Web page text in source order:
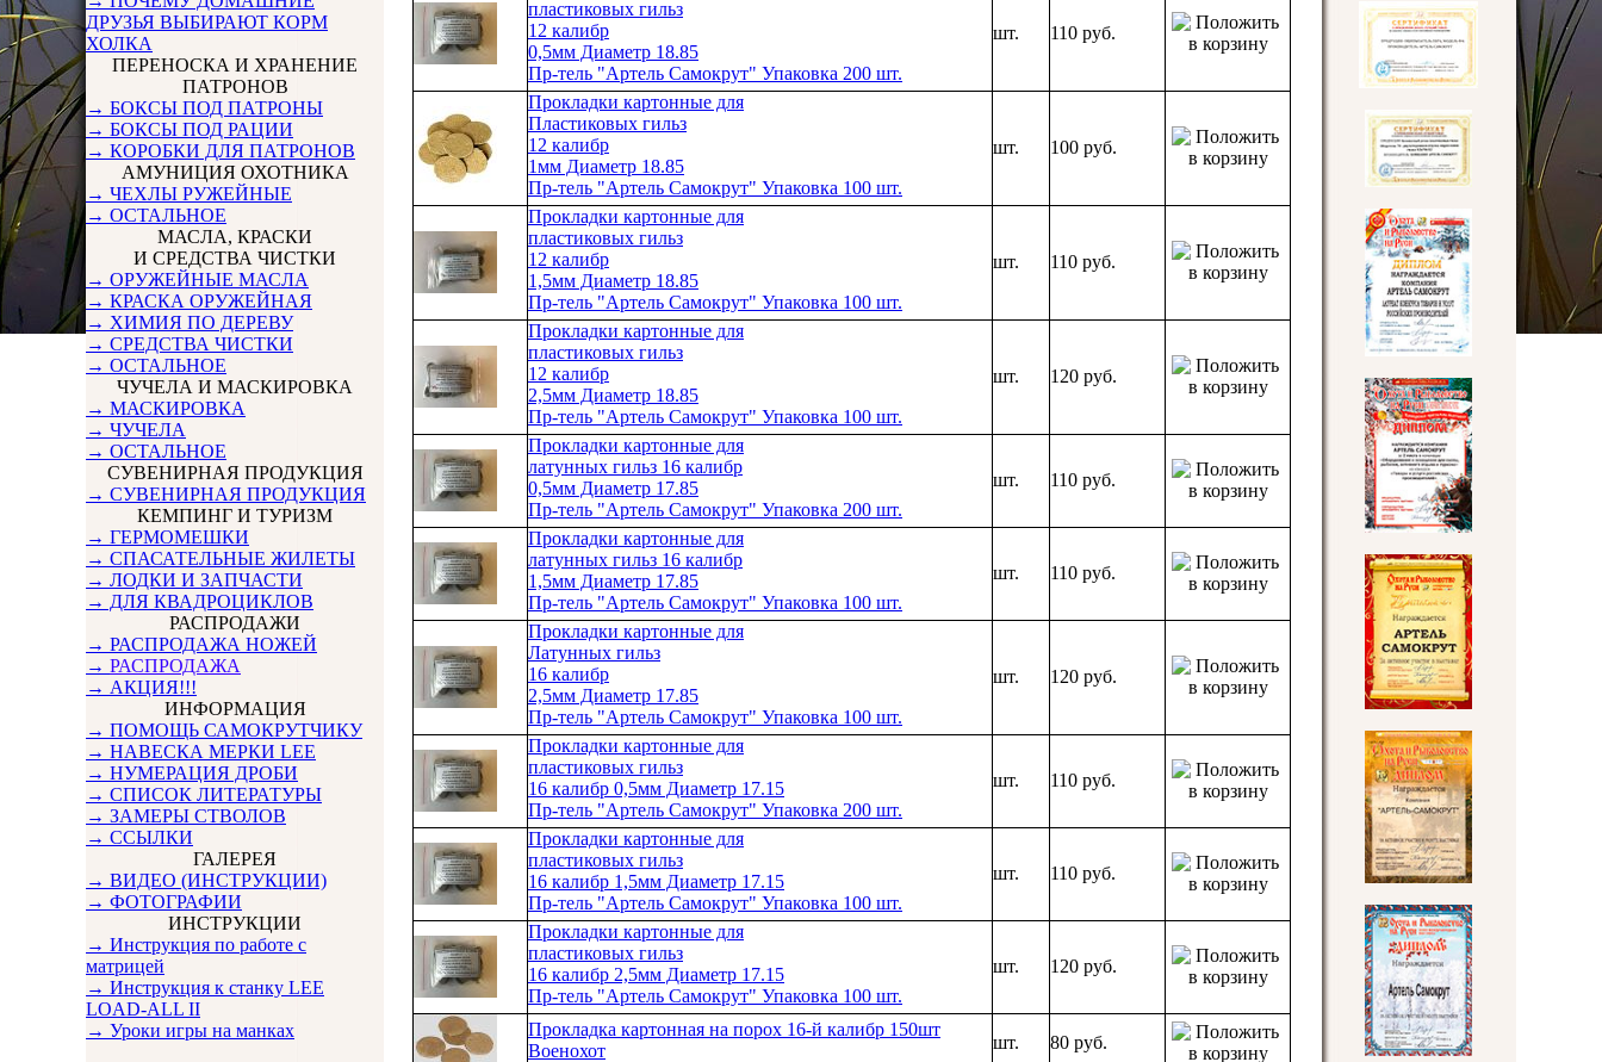
ДРУЗЬЯ ВЫБИРАЮТ КОРМ
ХОЛКА
ПЕРЕНОСКА И ХРАНЕНИЕ
ПАТРОНОВ
→ БОКСЫ ПОД ПАТРОНЫ
→ БОКСЫ ПОД РАЦИИ
→ КОРОБКИ ДЛЯ ПАТРОНОВ
АМУНИЦИЯ ОХОТНИКА
→ ЧЕХЛЫ РУЖЕЙНЫЕ
→ ОСТАЛЬНОЕ
МАСЛА, КРАСКИ
И СРЕДСТВА ЧИСТКИ
→ ОРУЖЕЙНЫЕ МАСЛА
→ КРАСКА ОРУЖЕЙНАЯ
→ ХИМИЯ ПО ДЕРЕВУ
→ СРЕДСТВА ЧИСТКИ
→ ОСТАЛЬНОЕ
ЧУЧЕЛА И МАСКИРОВКА
→ МАСКИРОВКА
→ ЧУЧЕЛА
→ ОСТАЛЬНОЕ
СУВЕНИРНАЯ ПРОДУКЦИЯ
→ СУВЕНИРНАЯ ПРОДУКЦИЯ
КЕМПИНГ И ТУРИЗМ
→ ГЕРМОМЕШКИ
→ СПАСАТЕЛЬНЫЕ ЖИЛЕТЫ
→ ЛОДКИ И ЗАПЧАСТИ
→ ДЛЯ КВАДРОЦИКЛОВ
РАСПРОДАЖИ
→ РАСПРОДАЖА НОЖЕЙ
→ РАСПРОДАЖА
→ АКЦИЯ!!!
ИНФОРМАЦИЯ
→ ПОМОЩЬ САМОКРУТЧИКУ
→ НАВЕСКА МЕРКИ LEE
→ НУМЕРАЦИЯ ДРОБИ
→ СПИСОК ЛИТЕРАТУРЫ
→ ЗАМЕРЫ СТВОЛОВ
→ ССЫЛКИ
ГАЛЕРЕЯ
→ ВИДЕО (ИНСТРУКЦИИ)
→ ФОТОГРАФИИ
ИНСТРУКЦИИ
→ Инструкция по работе с
матрицей
→ Инструкция к станку LEE
LOAD-ALL II
→ Уроки игры на манках
пластиковых гильз
12 калибр
0,5мм Диаметр 18.85
Пр-тель "Артель Самокрут" Упаковка 200 шт.
шт. 110 руб.
Прокладки картонные для
Пластиковых гильз
12 калибр
1мм Диаметр 18.85
Пр-тель "Артель Самокрут" Упаковка 100 шт.
шт. 100 руб.
Прокладки картонные для
пластиковых гильз
12 калибр
1,5мм Диаметр 18.85
Пр-тель "Артель Самокрут" Упаковка 100 шт.
шт. 110 руб.
Прокладки картонные для
пластиковых гильз
12 калибр
2,5мм Диаметр 18.85
Пр-тель "Артель Самокрут" Упаковка 100 шт.
шт. 120 руб.
Прокладки картонные для
латунных гильз 16 калибр
0,5мм Диаметр 17.85
Пр-тель "Артель Самокрут" Упаковка 200 шт.
шт. 110 руб.
Прокладки картонные для
латунных гильз 16 калибр
1,5мм Диаметр 17.85
Пр-тель "Артель Самокрут" Упаковка 100 шт.
шт. 110 руб.
Прокладки картонные для
Латунных гильз
16 калибр
2,5мм Диаметр 17.85
Пр-тель "Артель Самокрут" Упаковка 100 шт.
шт. 120 руб.
Прокладки картонные для
пластиковых гильз
16 калибр 0,5мм Диаметр 17.15
Пр-тель "Артель Самокрут" Упаковка 200 шт.
шт. 110 руб.
Прокладки картонные для
пластиковых гильз
16 калибр 1,5мм Диаметр 17.15
Пр-тель "Артель Самокрут" Упаковка 100 шт.
шт. 110 руб.
Прокладки картонные для
пластиковых гильз
16 калибр 2,5мм Диаметр 17.15
Пр-тель "Артель Самокрут" Упаковка 100 шт.
шт. 120 руб.
Прокладка картонная на порох 16-й калибр 150шт
Военохот
шт. 80 руб.